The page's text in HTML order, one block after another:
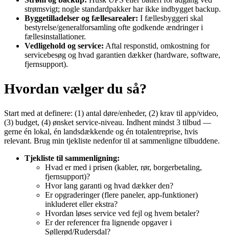
strømsvigt; nogle standardpakker har ikke indbygget backup.
Byggetilladelser og fællesarealer: I fællesbyggeri skal
bestyrelse/generalforsamling ofte godkende ændringer i
fællesinstallationer.
Vedligehold og service: Aftal responstid, omkostning for
servicebesøg og hvad garantien dækker (hardware, software,
fjernsupport).
Hvordan vælger du så?
Start med at definere: (1) antal døre/enheder, (2) krav til app/video,
(3) budget, (4) ønsket service‑niveau. Indhent mindst 3 tilbud —
gerne én lokal, én landsdækkende og én totalentreprise, hvis
relevant. Brug min tjekliste nedenfor til at sammenligne tilbuddene.
Tjekliste til sammenligning:
Hvad er med i prisen (kabler, rør, borgerbetaling,
fjernsupport)?
Hvor lang garanti og hvad dækker den?
Er opgraderinger (flere paneler, app‑funktioner)
inkluderet eller ekstra?
Hvordan løses service ved fejl og hvem betaler?
Er der referencer fra lignende opgaver i
Søllerød/Rudersdal?